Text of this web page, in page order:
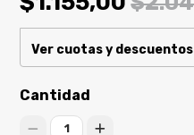
Ver cuotas y descuentos
Cantidad
1